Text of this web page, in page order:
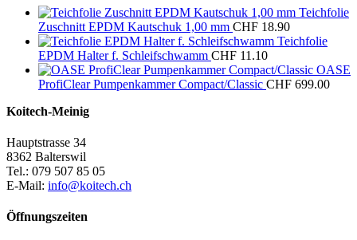
Teichfolie
Zuschnitt EPDM Kautschuk 1,00 mm CHF 18.90
Teichfolie
EPDM Halter f. Schleifschwamm CHF 11.10
OASE
ProfiClear Pumpenkammer Compact/Classic CHF 699.00
Koitech-Meinig
Hauptstrasse 34
8362 Balterswil
Tel.: 079 507 85 05
E-Mail: info@koitech.ch
Öffnungszeiten